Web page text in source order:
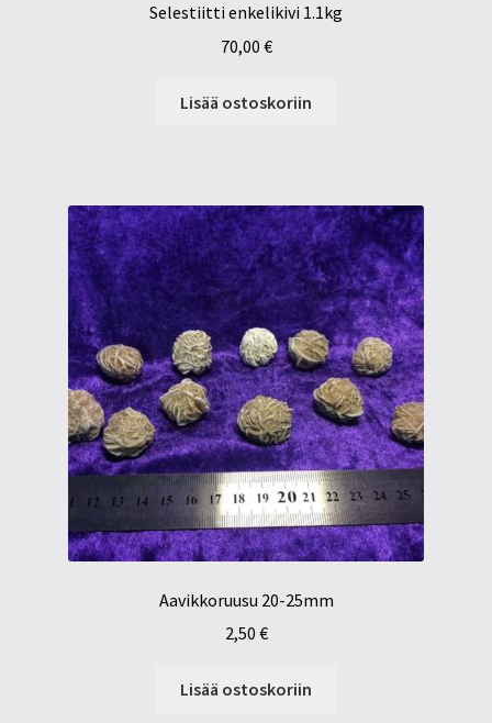
Selestiitti enkelikivi 1.1kg
70,00 €
Lisää ostoskoriin
Aavikkoruusu 20-25mm
2,50 €
Lisää ostoskoriin